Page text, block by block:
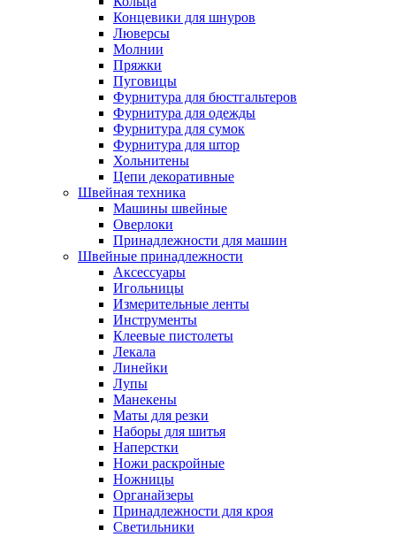
Концевики для шнуров
Люверсы
Молнии
Пряжки
Пуговицы
Фурнитура для бюстгальтеров
Фурнитура для одежды
Фурнитура для сумок
Фурнитура для штор
Хольнитены
Цепи декоративные
Швейная техника
Машины швейные
Оверлоки
Принадлежности для машин
Швейные принадлежности
Аксессуары
Игольницы
Измерительные ленты
Инструменты
Клеевые пистолеты
Лекала
Линейки
Лупы
Манекены
Маты для резки
Наборы для шитья
Наперстки
Ножи раскройные
Ножницы
Органайзеры
Принадлежности для кроя
Светильники